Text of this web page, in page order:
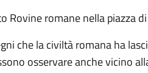
Rovine romane nella piazza
che la civiltà romana ha
osservare anche vicino